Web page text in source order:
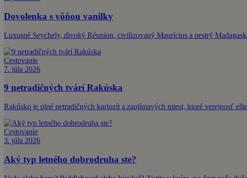
Dovolenka s vôňou vanilky
Luxusné Seychely, divoký Réunion, civilizovaný Maurícius a pestrý
Cestovanie
7. júla 2026
9 netradičných tvárí Rakúska
Rakúsko je plné netradičných kuriozít a zaujímavých miest, ktoré verejnosť
Cestovanie
3. júla 2026
Aký typ letného dobrodruha ste?